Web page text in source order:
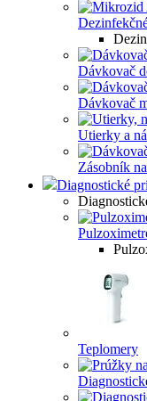
Dávkovač
Dávkovač
Utierky a
Zásobník
Diagnostické
Teplomery